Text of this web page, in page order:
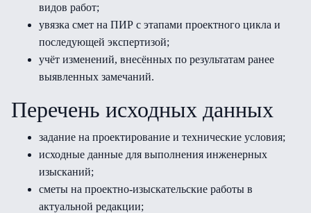
видов работ;
увязка смет на ПИР с этапами проектного цикла и
последующей экспертизой;
учёт изменений, внесённых по результатам ранее
выявленных замечаний.
Перечень исходных данных
задание на проектирование и технические условия;
исходные данные для выполнения инженерных
изысканий;
сметы на проектно-изыскательские работы в
актуальной редакции;